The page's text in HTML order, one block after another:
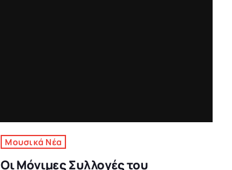
Μουσικά Νέα
Οι Μόνιμες Συλλογές του